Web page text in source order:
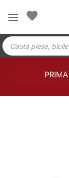
Products
search